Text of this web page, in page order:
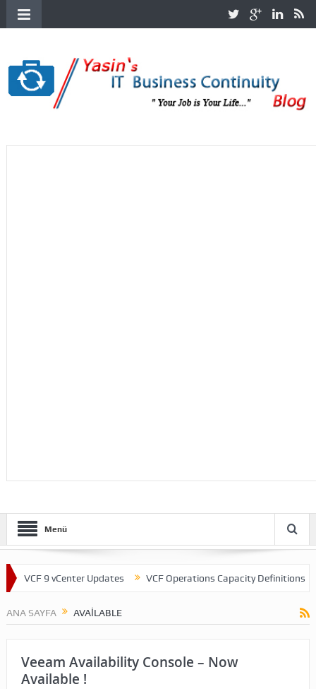
Menü
VCF 9 vCenter Updates VCF Operations Capacity Definitions
ANA SAYFA AVAILABLE
Veeam Availability Console – Now
Available !